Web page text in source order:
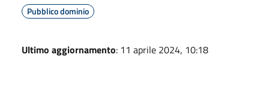
Pubblico dominio
Ultimo aggiornamento: 11 aprile 2024, 10:18